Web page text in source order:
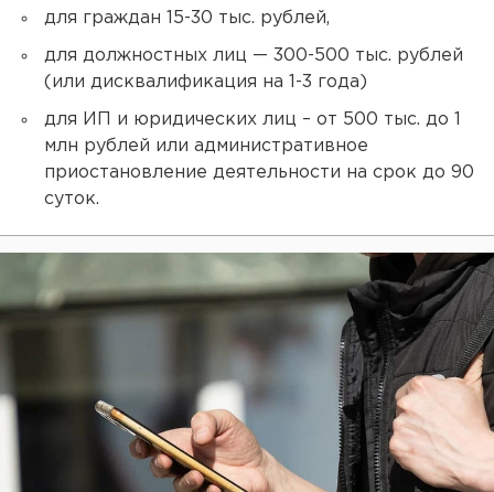
для граждан 15-30 тыс. рублей,
для должностных лиц — 300-500 тыс. рублей
(или дисквалификация на 1-3 года)
для ИП и юридических лиц – от 500 тыс. до 1
млн рублей или административное
приостановление деятельности на срок до 90
суток.